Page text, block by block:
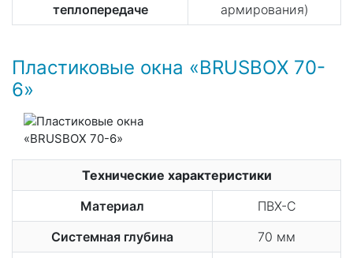
теплопередаче
армирования)
Пластиковые окна «BRUSBOX 70-
6»
Технические характеристики
Материал
ПВХ-С
Системная глубина
70 мм